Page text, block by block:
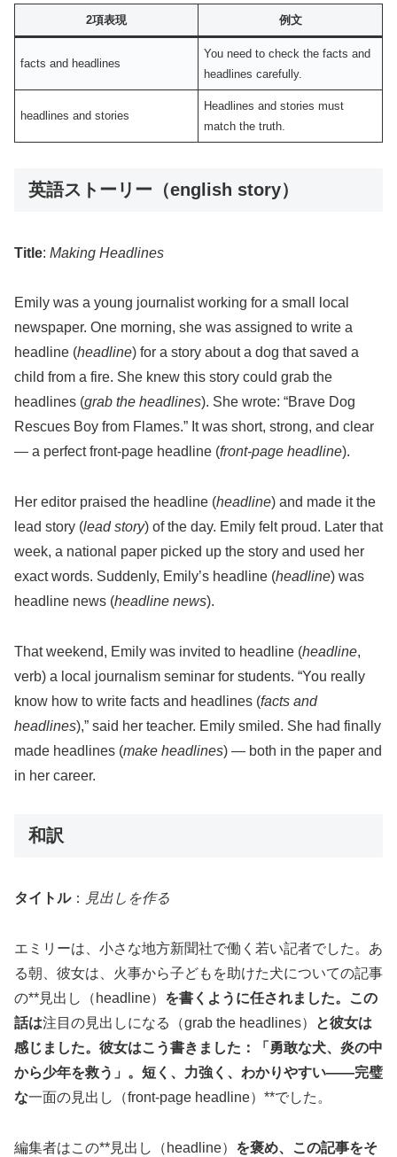
2項表現 例文
facts and headlines
You need to check the facts and
headlines carefully.
headlines and stories
Headlines and stories must
match the truth.
英語ストーリー（english story）
Title: Making Headlines
Emily was a young journalist working for a small local
newspaper. One morning, she was assigned to write a
headline (headline) for a story about a dog that saved a
child from a fire. She knew this story could grab the
headlines (grab the headlines). She wrote: “Brave Dog
Rescues Boy from Flames.” It was short, strong, and clear
— a perfect front-page headline (front-page headline).
Her editor praised the headline (headline) and made it the
lead story (lead story) of the day. Emily felt proud. Later that
week, a national paper picked up the story and used her
exact words. Suddenly, Emily’s headline (headline) was
headline news (headline news).
That weekend, Emily was invited to headline (headline,
verb) a local journalism seminar for students. “You really
know how to write facts and headlines (facts and
headlines),” said her teacher. Emily smiled. She had finally
made headlines (make headlines) — both in the paper and
in her career.
和訳
タイトル： 見出しを作る
エミリーは、小さな地方新聞社で働く若い記者でした。あ
る朝、彼女は、火事から子どもを助けた犬についての記事
の**見出し（headline） を書くように任されました。この
話は注目の見出しになる（grab the headlines）
と彼女は
感じました。彼女はこう書きました：「勇敢な犬、炎の中
から少年を救う」。短く、力強く、わかりやすい——完璧
な一面の見出し（front-page headline）**でした。
編集者はこの**見出し（headline） を褒め、この記事をそ